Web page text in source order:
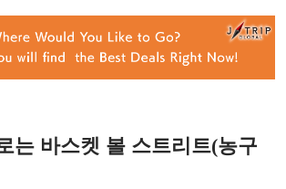
는 바스켓 볼 스트리트(농구